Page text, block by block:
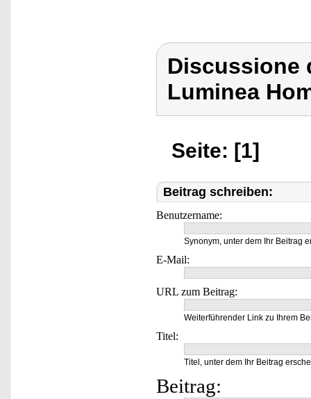
Discussione
Luminea
Seite: [1]
Beitrag schreiben:
Benutzername:
Synonym, unter dem Ihr Beitrag
E-Mail:
URL zum Beitrag:
Weiterführender Link zu Ihrem
Titel:
Titel, unter dem Ihr Beitrag
Beitrag: